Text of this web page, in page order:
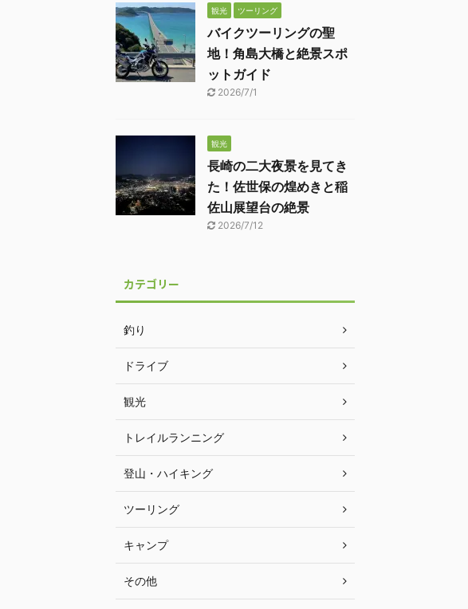
観光 ツーリング
バイクツーリングの聖
地！角島大橋と絶景スポ
ットガイド
2026/7/1
観光
長崎の二大夜景を見てき
た！佐世保の煌めきと稲
佐山展望台の絶景
2026/7/12
カテゴリー
釣り
ドライブ
観光
トレイルランニング
登山・ハイキング
ツーリング
キャンプ
その他